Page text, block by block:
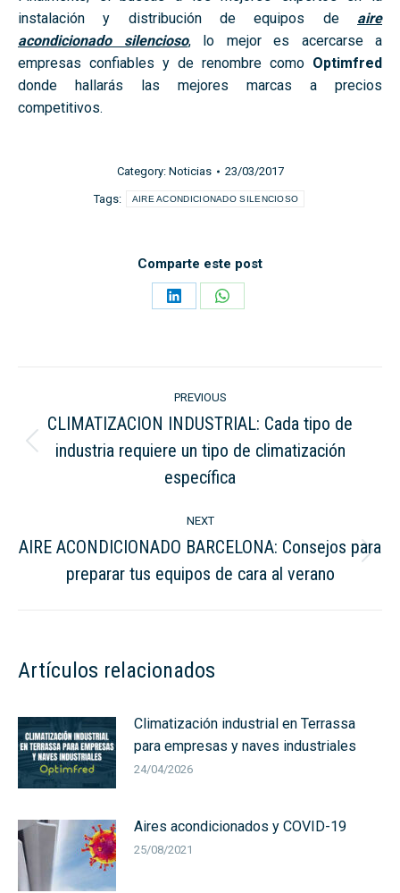
instalación y distribución de equipos de aire
acondicionado silencioso, lo mejor es acercarse a
empresas confiables y de renombre como Optimfred
donde hallarás las mejores marcas a precios
competitivos.
Category: Noticias 23/03/2017
Tags: AIRE ACONDICIONADO SILENCIOSO
Comparte este post
Share
Share
navigation
PREVIOUS
Previous
post:
CLIMATIZACION INDUSTRIAL: Cada tipo de
industria requiere un tipo de climatización
específica
NEXT
post:
AIRE ACONDICIONADO BARCELONA: Consejos para
preparar tus equipos de cara al verano
Artículos relacionados
Climatización industrial en Terrassa
para empresas y naves industriales
24/04/2026
Aires acondicionados y COVID-19
25/08/2021